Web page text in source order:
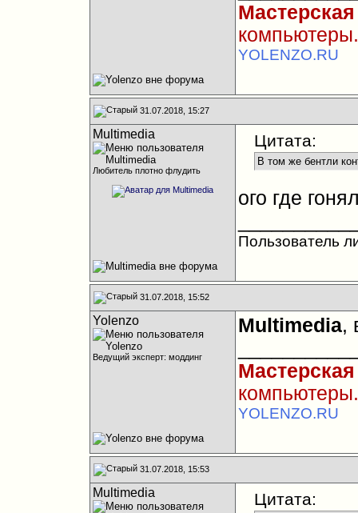
YOLENZO.RU
31.07.2018, 15:27
Multimedia
Любитель плотно флудить
Цитата:
В том же бентли
ого где
Пользователь
31.07.2018, 15:52
Yolenzo
Ведущий эксперт: моддинг
Multimedia,
YOLENZO.RU
31.07.2018, 15:53
Multimedia Цитата: